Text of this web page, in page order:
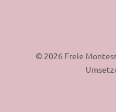
© 2026 Freie